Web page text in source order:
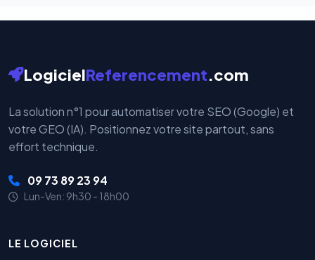
LogicielReferencement.com
La solution n°1 pour automatiser votre SEO (Google) et
votre GEO (IA). Positionnez votre site partout, sans
effort technique.
09 73 89 23 94
Lun-Ven: 9h30 - 18h00
LE LOGICIEL